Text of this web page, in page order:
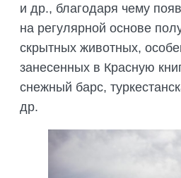
и др., благодаря чему
на регулярной основе
скрытных животных,
занесенных в Красную
снежный барс,
др.